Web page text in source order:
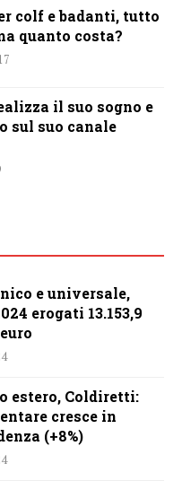
colf e badanti, tutto
quanto costa?
il suo sogno e
sul suo canale
e universale,
erogati 13.153,9
estero, Coldiretti:
cresce in
(+8%)